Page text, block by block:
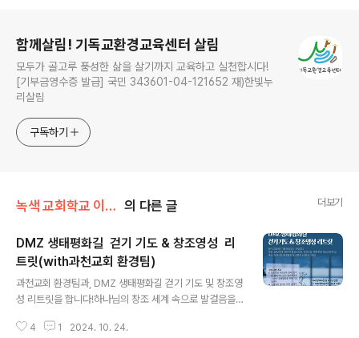
함께살림! 기독교환경교육센터 살림
모두가 골고루 풍성한 삶을 살기까지 교육하고 실천합시다!
[기부금영수증 발급] 국민 343601-04-121652 재)한빛누
리살림
구독하기
녹색 교회학교 이야기/찾아가는 살림스쿨 의 다른 글 더보기
DMZ 생태평화길 걷기 기도 & 창조영성 리
트릿(with과천교회 환경팀)
과천교회 환경팀과, DMZ 생태평화길 걷기 기도 및 창조영
성 리트릿을 합니다!하나님의 창조 세계 속으로 발걸음을
다. DMZ의 고요한 자연 속에서 우리는 함께 걸으며 기도
4 1 2024. 10. 24.